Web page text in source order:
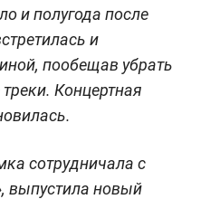
и полугода после
и
пообещав убрать
Концертная
сотрудничала с
выпустила новый